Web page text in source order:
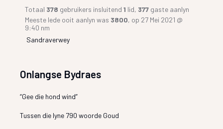
Totaal 378 gebruikers insluitend1 lid, 377 gaste aanlyn
Meeste lede ooit aanlyn was 3800, op 27 Mei 2021 @
9:40 nm
Sandraverwey
Onlangse Bydraes
“Gee die hond wind”
Tussen die lyne 790 woorde Goud